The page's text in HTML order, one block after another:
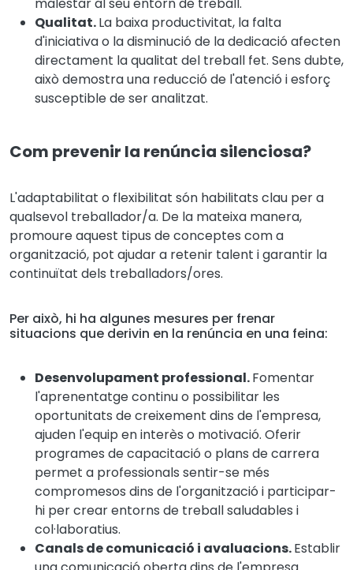
Qualitat.La baixa productivitat, la falta
d'iniciativa o la disminució de la dedicació afecten
directament la qualitat del treball fet. Sens dubte,
això demostra una reducció de l'atenció i esforç
susceptible de ser analitzat.
Com prevenir la renúncia silenciosa?
L'adaptabilitat o flexibilitat són habilitats clau per a
qualsevol treballador/a. De la mateixa manera,
promoure aquest tipus de conceptes com a
organització, pot ajudar a retenir talent i garantir la
continuïtat dels treballadors/ores.
Per això, hi ha algunes mesures per frenar
situacions que derivin en la renúncia en una feina:
Desenvolupament professional.Fomentar
l'aprenentatge continu o possibilitar les
oportunitats de creixement dins de l'empresa,
ajuden l'equip en interès o motivació. Oferir
programes de capacitació o plans de carrera
permet a professionals sentir-se més
compromesos dins de l'organització i participar-
hi per crear entorns de treball saludables i
col·laboratius.
Canals de comunicació i avaluacions.Establir